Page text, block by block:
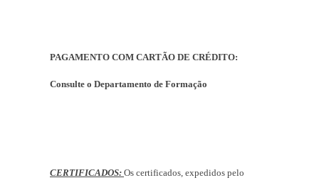
PAGAMENTO COM CARTÃO DE CRÉDITO:
Consulte o Departamento de Formação
CERTIFICADOS: Os certificados, expedidos pelo